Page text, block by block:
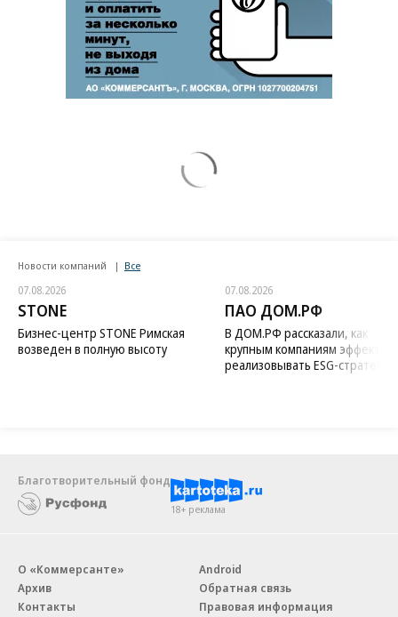
Новости компаний Все
07.08.2026
STONE
Бизнес-центр STONE Римская
возведен в полную высоту
07.08.2026
ПАО ДОМ.РФ
В ДОМ.РФ рассказали, как
крупным компаниям
реализовывать ESG-стратегию
Благотворительный фонд
18+ реклама
О «Коммерсанте»
Архив
Контакты
Android
Обратная связь
Правовая информация